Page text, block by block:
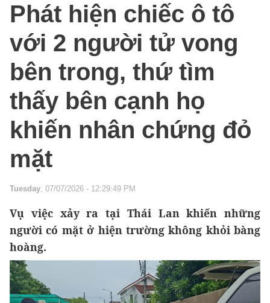
Phát hiện chiếc ô tô
với 2 người tử vong
bên trong, thứ tìm
thấy bên cạnh họ
khiến nhân chứng đỏ
mặt
Tuesday, 07/07/2026 - 12:29:49 PM
Vụ việc xảy ra tại Thái Lan khiến những
người có mặt ở hiện trường không khỏi bàng
hoàng.